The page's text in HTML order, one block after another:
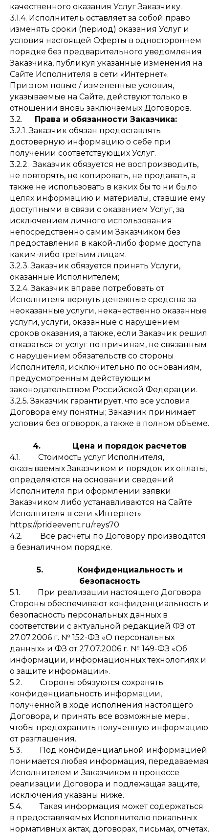
качественного оказания Услуг Заказчику.
3.1.4. Исполнитель оставляет за собой право
изменять сроки (период) оказания Услуг и
условия настоящей Оферты в одностороннем
порядке без предварительного уведомления
Заказчика, публикуя указанные изменения на
Сайте Исполнителя в сети «Интернет».
При этом новые / измененные условия,
указываемые на Сайте, действуют только в
отношении вновь заключаемых Договоров.
3.2.
Права и обязанности Заказчика:
3.2.1. Заказчик обязан предоставлять
достоверную информацию о себе при
получении соответствующих Услуг.
3.2.2. Заказчик обязуется не воспроизводить,
не повторять, не копировать, не продавать, а
также не использовать в каких бы то ни было
целях информацию и материалы, ставшие ему
доступными в связи с оказанием Услуг, за
исключением личного использования
непосредственно самим Заказчиком без
предоставления в какой-либо форме доступа
каким-либо третьим лицам.
3.2.3. Заказчик обязуется принять Услуги,
оказанные Исполнителем;
3.2.4. Заказчик вправе потребовать от
Исполнителя вернуть денежные средства за
неоказанные услуги, некачественно оказанные
услуги, услуги, оказанные с нарушением
сроков оказания, а также, если Заказчик решил
отказаться от услуг по причинам, не связанным
с нарушением обязательств со стороны
Исполнителя, исключительно по основаниям,
предусмотренным действующим
законодательством Российской Федерации.
3.2.5. Заказчик гарантирует, что все условия
Договора ему понятны; Заказчик принимает
условия без оговорок, а также в полном объеме.
4. Цена и порядок расчетов
4.1. Стоимость услуг Исполнителя,
оказываемых Заказчиком и порядок их оплаты,
определяются на основании сведений
Исполнителя при оформлении заявки
Заказчиком либо устанавливаются на Сайте
Исполнителя в сети «Интернет»:
https://prideevent.ru/reys70
4.2. Все расчеты по Договору производятся
в безналичном порядке.
5. Конфиденциальность и
безопасность
5.1. При реализации настоящего Договора
Стороны обеспечивают конфиденциальность и
безопасность персональных данных в
соответствии с актуальной редакцией ФЗ от
27.07.2006 г. № 152-ФЗ «О персональных
данных» и ФЗ от 27.07.2006 г. № 149-ФЗ «Об
информации, информационных технологиях и
о защите информации».
5.2. Стороны обязуются сохранять
конфиденциальность информации,
полученной в ходе исполнения настоящего
Договора, и принять все возможные меры,
чтобы предохранить полученную информацию
от разглашения.
5.3. Под конфиденциальной информацией
понимается любая информация, передаваемая
Исполнителем и Заказчиком в процессе
реализации Договора и подлежащая защите,
исключения указаны ниже.
5.4. Такая информация может содержаться
в предоставляемых Исполнителю локальных
нормативных актах, договорах, письмах, отчетах,